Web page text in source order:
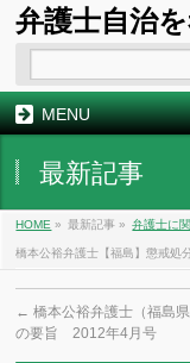
弁護士自治
MENU
最新記事
HOME » 最新記事 » 弁護士に
橋本公裕弁護士【福島】懲戒処
← 橋本公裕弁護士（福島
の要旨 2012年4月号